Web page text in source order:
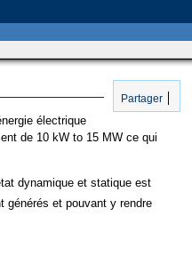
Partager
électrique
de 10 kW to 15 MW ce qui
dynamique et statique est
générés et pouvant y rendre